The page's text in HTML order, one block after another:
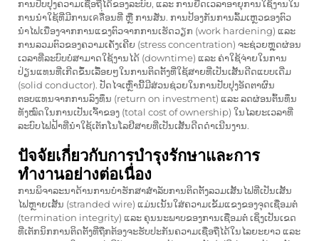
ການປັບປຸງຄວາມເຊື່ອຖືໄດ້ຂອງລະບົບ, ແລະ ການຍືດເວລາອາຍຸການໃຊ້ງານໃນ
ການນຳໃຊ້ທີ່ມີການເคลື່ອນທີ່ ຫຼື ການສັ່ນ. ການປ້ອງກັນການລົ້ມເຫຼວຂອງຕົວ
ນຳໄຟເນື່ອງຈາກການແຂງຕົວຈາກການເຮັດວຽກ (work hardening) ແລະ
ການລວມຕົວຂອງຄວາມເຄັ່ງເຄີຍ (stress concentration) ຈະຊ່ວຍຫຼຸດຜ່ອນ
ເວລາທີ່ລະບົບບໍ່ສາມາດໃຊ້ງານໄດ້ (downtime) ແລະ ຄ່າໃຊ້ຈ່າຍໃນການ
ປ່ຽນແທນທີ່ເກີດຂຶ້ນເລື້ອຍໆໃນການຕິດຕັ້ງທີ່ໃຊ້ສາຍທີ່ເປັນເສັ້ນດີດແບບເດີ່ມ
(solid conductor). ປັດໄຈເຫຼົ່ານີ້ມີສ່ວນຊ່ວຍໃນການປັບປຸງອັດຕາຜົນ
ຕອບແທນຈາກການລົງທຶນ (return on investment) ແລະ ລດຜ່ອນຕົ້ນທຶນ
ທັງໝົດໃນການເປັນເຈົ້າຂອງ (total cost of ownership) ໃນໄລຍະເວລາທີ່
ລະບົບໄຟຟ້າທີ່ນຳໃຊ້ເຕັກໂນໂລຢີສາຍທີ່ເປັນເສັ້ນດີດດຳເນີນງານ.
ปัจจัยเกี่ยวกับการบำรุงรักษาและการ
ทำงานอย่างต่อเนื่อง
ການພິຈາລະນາດ້ານການບໍາຮັກສາສຳລັບການຕິດຕັ້ງລວມເສັ້ນໄຟທີ່ເປັນເສັ້ນ
ໄຟຫຼາຍເສັ້ນ (stranded wire) ແມ່ນເນັ້ນໃສ່ຄວາມເຂັ້ມແຂງຂອງຈຸດເຊື່ອມຕໍ່
(termination integrity) ແລະ ຄຸນນະພາບຂອງການເຊື່ອມຕໍ່ ເຊິ່ງເປັນເຂດ
ທີ່ເຕັກນິກການຕິດຕັ້ງທີ່ຖືກຕ້ອງຈະຮັບປະກັນຄວາມເຊື່ອຖືໄດ້ໃນໄລຍະຍາວ ແລະ